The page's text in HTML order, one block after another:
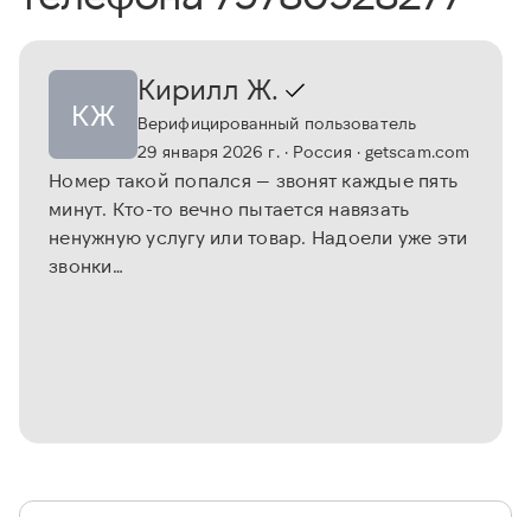
КЖ
Кирилл Ж.
Верифицированный пользователь
29 января 2026 г.· Россия · getscam.com
Номер такой попался — звонят каждые пять
минут. Кто-то вечно пытается навязать
ненужную услугу или товар. Надоели уже эти
звонки…